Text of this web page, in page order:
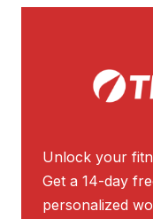
Unlock your
Get a 14-day
personalized